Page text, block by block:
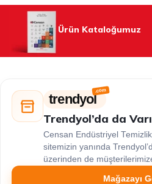
Ürün Kataloğumuz
trendyol
Trendyol’da da
Censan Endüstriyel
sitemizin yanında
üzerinden de
Mağazayı